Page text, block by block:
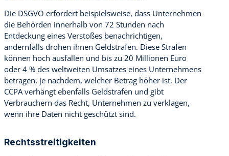
Die DSGVO erfordert beispielsweise, dass Unternehmen
die Behörden innerhalb von 72 Stunden nach
Entdeckung eines Verstoßes benachrichtigen,
andernfalls drohen ihnen Geldstrafen. Diese Strafen
können hoch ausfallen und bis zu 20 Millionen Euro
oder 4 % des weltweiten Umsatzes eines Unternehmens
betragen, je nachdem, welcher Betrag höher ist. Der
CCPA verhängt ebenfalls Geldstrafen und gibt
Verbrauchern das Recht, Unternehmen zu verklagen,
wenn ihre Daten nicht geschützt sind.
Rechtsstreitigkeiten